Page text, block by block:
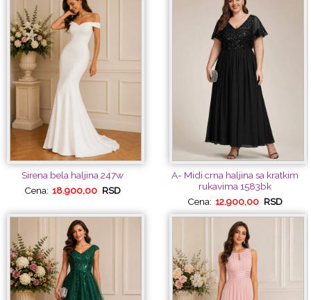
Sirena bela haljina 247w
Cena: 18.900,00 RSD
A- Midi crna haljina sa kratkim
rukavima 1583bk
Cena: 12.900,00 RSD